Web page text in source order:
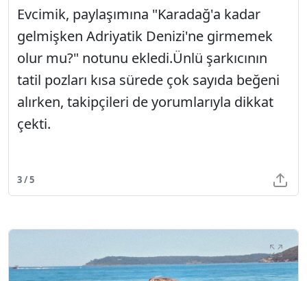
Evcimik, paylaşımına "Karadağ'a kadar
gelmişken Adriyatik Denizi'ne girmemek
olur mu?" notunu ekledi.Ünlü şarkıcının
tatil pozları kısa sürede çok sayıda beğeni
alırken, takipçileri de yorumlarıyla dikkat
çekti.
3 / 5